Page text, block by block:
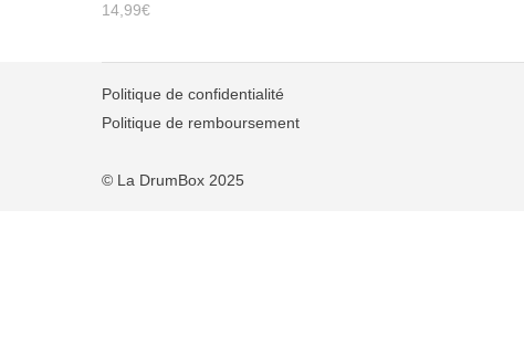
14,99€
Politique de confidentialité
Politique de remboursement
© La DrumBox 2025